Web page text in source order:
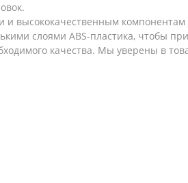
и высококачественным
слоями ABS-пластика, чтобы
качества. Мы уверены в